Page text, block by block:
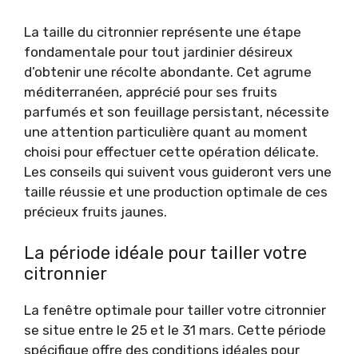
La taille du citronnier représente une étape
fondamentale pour tout jardinier désireux
d’obtenir une récolte abondante. Cet agrume
méditerranéen, apprécié pour ses fruits
parfumés et son feuillage persistant, nécessite
une attention particulière quant au moment
choisi pour effectuer cette opération délicate.
Les conseils qui suivent vous guideront vers une
taille réussie et une production optimale de ces
précieux fruits jaunes.
La période idéale pour tailler votre
citronnier
La fenêtre optimale pour tailler votre citronnier
se situe entre le 25 et le 31 mars. Cette période
spécifique offre des conditions idéales pour